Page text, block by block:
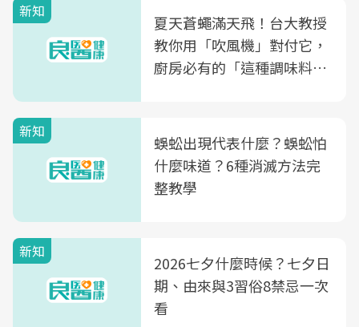
新知
夏天蒼蠅滿天飛！台大教授
教你用「吹風機」對付它，
廚房必有的「這種調味料」
新知
蜈蚣出現代表什麼？蜈蚣怕
什麼味道？6種消滅方法完
整教學
新知
2026七夕什麼時候？七夕日
期、由來與3習俗8禁忌一次
看